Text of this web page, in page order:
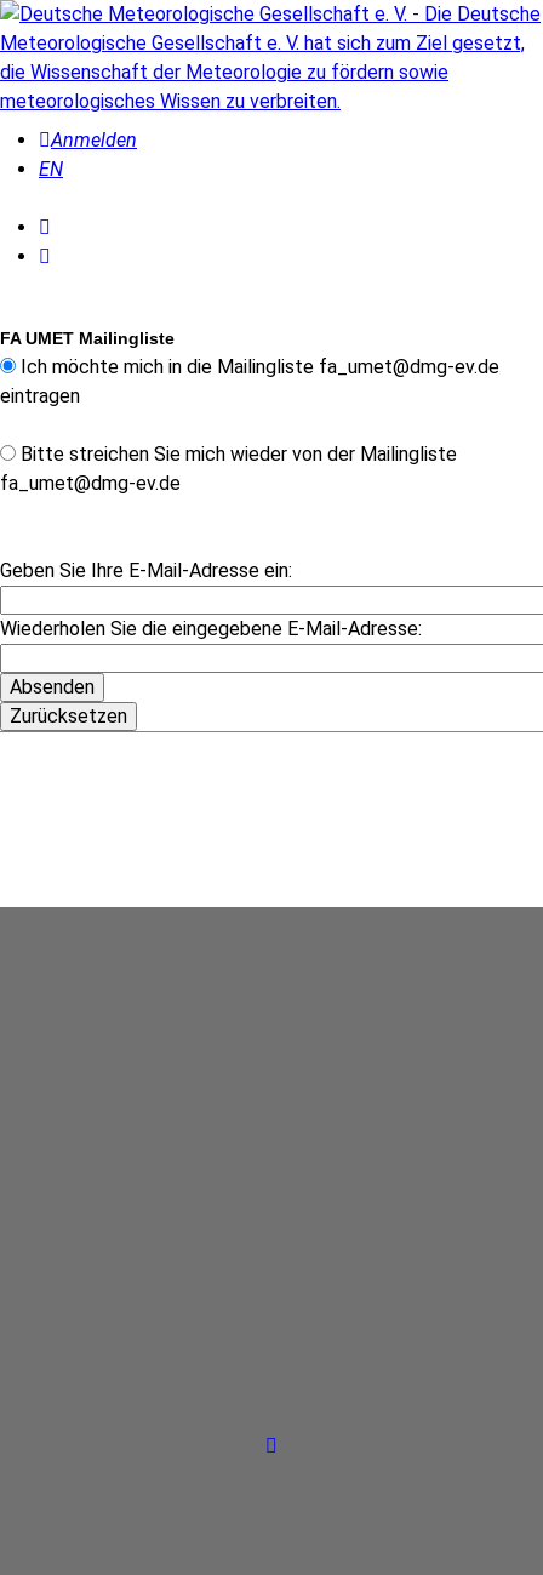
Anmelden
EN
FA UMET Mailingliste
Ich möchte mich in die Mailingliste fa_umet@dmg-ev.de
eintragen
Bitte streichen Sie mich wieder von der Mailingliste
fa_umet@dmg-ev.de
Geben Sie Ihre E-Mail-Adresse ein:
Wiederholen Sie die eingegebene E-Mail-Adresse: